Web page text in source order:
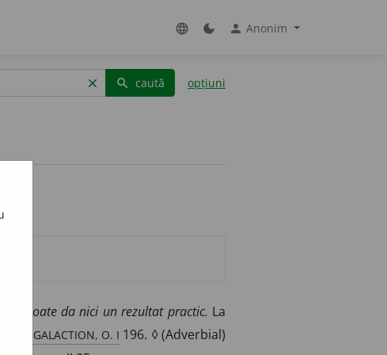
language dark_mode person Anonim
clear search caută opțiuni
poate da nici un rezultat practic. La
GALACTION, O. I 196. ◊ (Adverbial)